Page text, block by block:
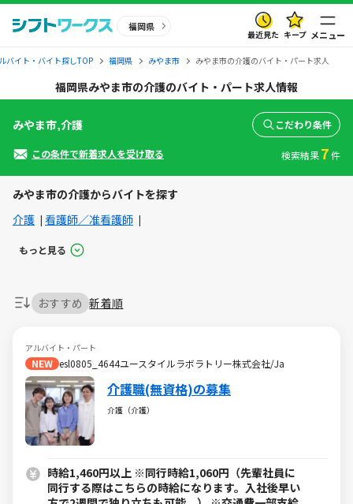
福岡県
最近見た キープ メニュー
バイト・バイト探しTOP 福岡県 みやま市 みやま市の介護のバイト・パート求人
福岡県みやま市の介護のバイト・パート求人情報
おすすめ 新着順
アルバイト・パート
NEW esl0805_4644ユースタイルラボラトリー株式会社/Ja
介護職(無資格)の募集
介護（介護）
時給1,460円以上 ※同行時給1,060円（先輩社員に
同行する際はこちらの時給になります。入社後早い
みやま市,介護 こだわり条件
この条件で新着求人を受け取る 検索結果7件
みやま市の介護からバイトを探す
介護
看護師／准看護師
もっと見る